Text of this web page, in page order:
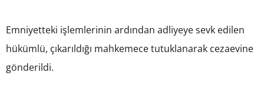
Emniyetteki işlemlerinin ardından adliyeye sevk edilen
hükümlü, çıkarıldığı mahkemece tutuklanarak cezaevine
gönderildi.